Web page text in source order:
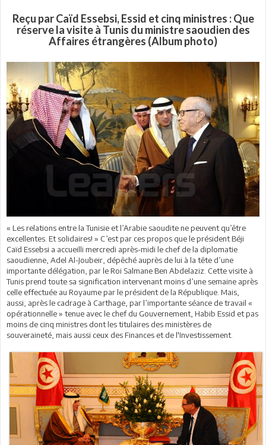
Reçu par Caïd Essebsi, Essid et cinq ministres : Que
réserve la visite à Tunis du ministre saoudien des
Affaires étrangères (Album photo)
« Les relations entre la Tunisie et l’Arabie saoudite ne peuvent qu’être
excellentes. Et solidaires! » C’est par ces propos que le président Béji
Caïd Essebsi a accueilli mercredi après-midi le chef de la diplomatie
saoudienne, Adel Al-Joubeir, dépêché auprès de lui à la tête d’une
importante délégation, par le Roi Salmane Ben Abdelaziz. Cette visite à
Tunis prend toute sa signification intervenant moins d’une semaine après
celle effectuée au Royaume par le président de la République. Mais,
aussi, après le cadrage à Carthage, par l’importante séance de travail «
opérationnelle » tenue avec le chef du Gouvernement, Habib Essid et pas
moins de cinq ministres dont les titulaires des ministères de
souveraineté, mais aussi ceux des Finances et de l'Investissement.